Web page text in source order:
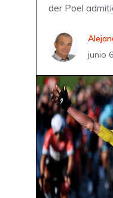
der Poel admitió
junio